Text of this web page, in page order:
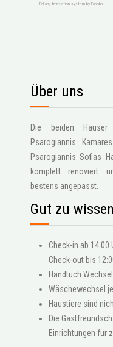
FaLang translation system by Faboba
Über uns
Die beiden Häuser
Psarogiannis
Psarogiannis Sofias
komplett renoviert
bestens angepasst.
Gut zu wissen
Check-in ab 14:00
Check-out bis
Handtuch
Wäschewechsel
Haustiere sind
Die
Einrichtungen für